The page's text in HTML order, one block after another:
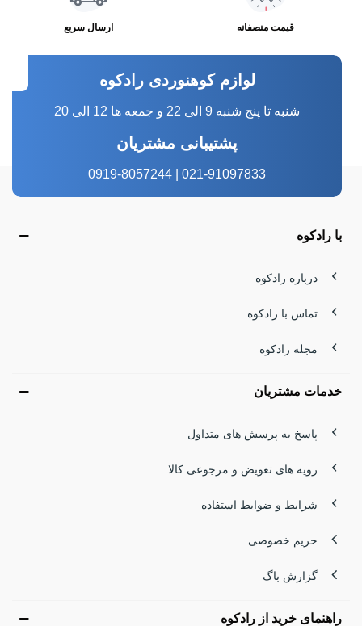
قیمت منصفانه ارسال سریع
لوازم کوهنوردی رادکوه
شنبه تا پنج شنبه 9 الی 22 و جمعه ها 12 الی 20
پشتیبانی مشتریان
021-91097833 | 0919-8057244
با رادکوه
درباره رادکوه
تماس با رادکوه
مجله رادکوه
خدمات مشتریان
پاسخ به پرسش های متداول
رویه های تعویض و مرجوعی کالا
شرایط و ضوابط استفاده
حریم خصوصی
گزارش باگ
راهنمای خرید از رادکوه